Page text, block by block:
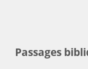
Passages